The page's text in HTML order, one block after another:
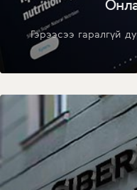
Гэрээсээ гаралгүй